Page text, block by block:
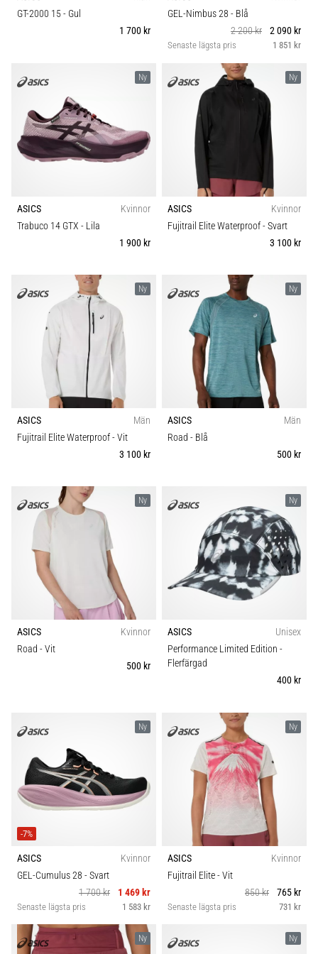
GT-2000 15- Gul
1 700 kr
GEL-Nimbus 28 - Blå
2 200 kr
2 090 kr
Senaste lägsta pris 1 851 kr
Ny
ASICS
Kvinnor
Trabuco 14 GTX - Lila
1 900 kr
Ny
ASICS
Kvinnor
Fujitrail Elite Waterproof- Svart
3 100 kr
Ny
ASICS
Män
Fujitrail Elite Waterproof- Vit
3 100 kr
Ny
ASICS
Män
Road - Blå
500 kr
Ny
ASICS
Kvinnor
Road - Vit
500 kr
Ny
ASICS
Unisex
Performance Limited Edition -
Flerfärgad
400 kr
Ny
-7%
ASICS
Kvinnor
GEL-Cumulus 28 - Svart
1 700 kr
1 469 kr
Senaste lägsta pris 1 583 kr
Ny
ASICS
Kvinnor
Fujitrail Elite- Vit
850 kr
765 kr
Senaste lägsta pris 731 kr
Ny Ny